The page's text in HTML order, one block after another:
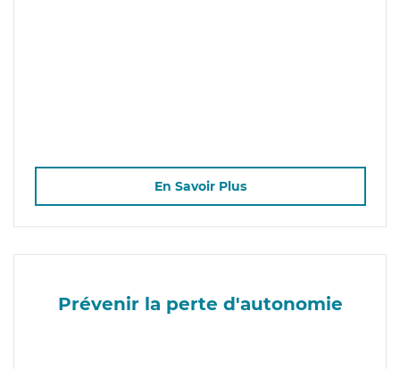
En Savoir Plus
Prévenir la perte d'autonomie